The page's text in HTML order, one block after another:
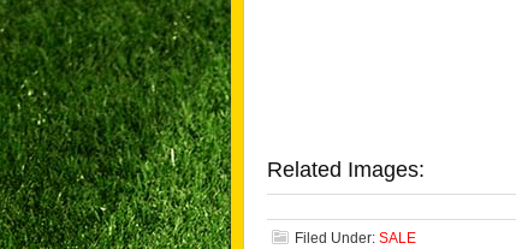
Related Images:
Filed Under: SALE